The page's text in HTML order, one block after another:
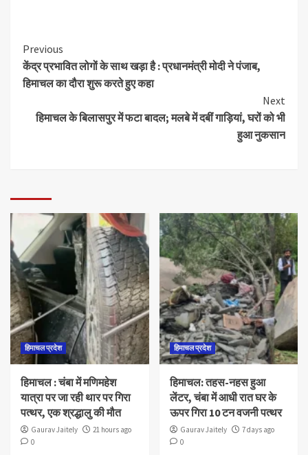
Previous
केंद्र प्रभावित लोगों के साथ खड़ा है : प्रधानमंत्री मोदी ने पंजाब,
हिमाचल का दौरा शुरू करते हुए कहा
Next
हिमाचल के बिलासपुर में फटा बादल; मलबे में दबीं गाड़ियां, घरों को भी
हुआ नुकसान
हिमाचल प्रदेश
हिमाचल : चंबा में मणिमहेश
यात्रा पर जा रही थार पर गिरा
पत्थर, एक श्रद्धालु की मौत
Gaurav Jaitely
21 hours ago
0
हिमाचल प्रदेश
हिमाचल: तहस-नहस हुआ
लेंटर, चंबा में आधी रात घर के
ऊपर गिरा 10 टन वजनी पत्थर
Gaurav Jaitely
7 days ago
0